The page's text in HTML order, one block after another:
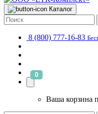
Каталог
8 (800) 777-16-83
0
Ваша корзина